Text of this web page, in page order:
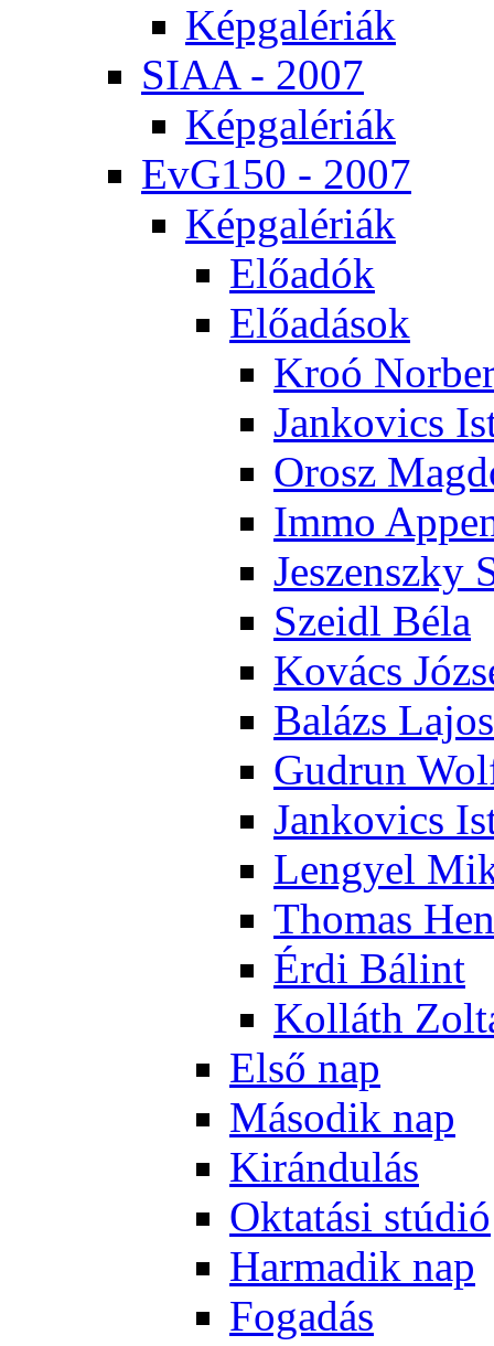
Kép­ga­lé­ri­ák
SI­AA - 2007
Kép­ga­lé­ri­ák
EvG150 - 2007
Kép­ga­lé­ri­ák
Elő­adók
Elő­adá­sok
Kroó
Jan­ko­vics
Orosz
Im­mo
Je­szensz­ky
Szeidl Bé­la
Ko­vács
Ba­lázs La­jos
Gud­run
Jan­ko­vics
Len­gyel
Tho­mas
Ér­di Bá­lint
Kol­láth
El­ső nap
Má­so­dik nap
Ki­rán­du­lás
Ok­ta­tá­si stú­dió
Har­ma­dik nap
Fo­ga­dás